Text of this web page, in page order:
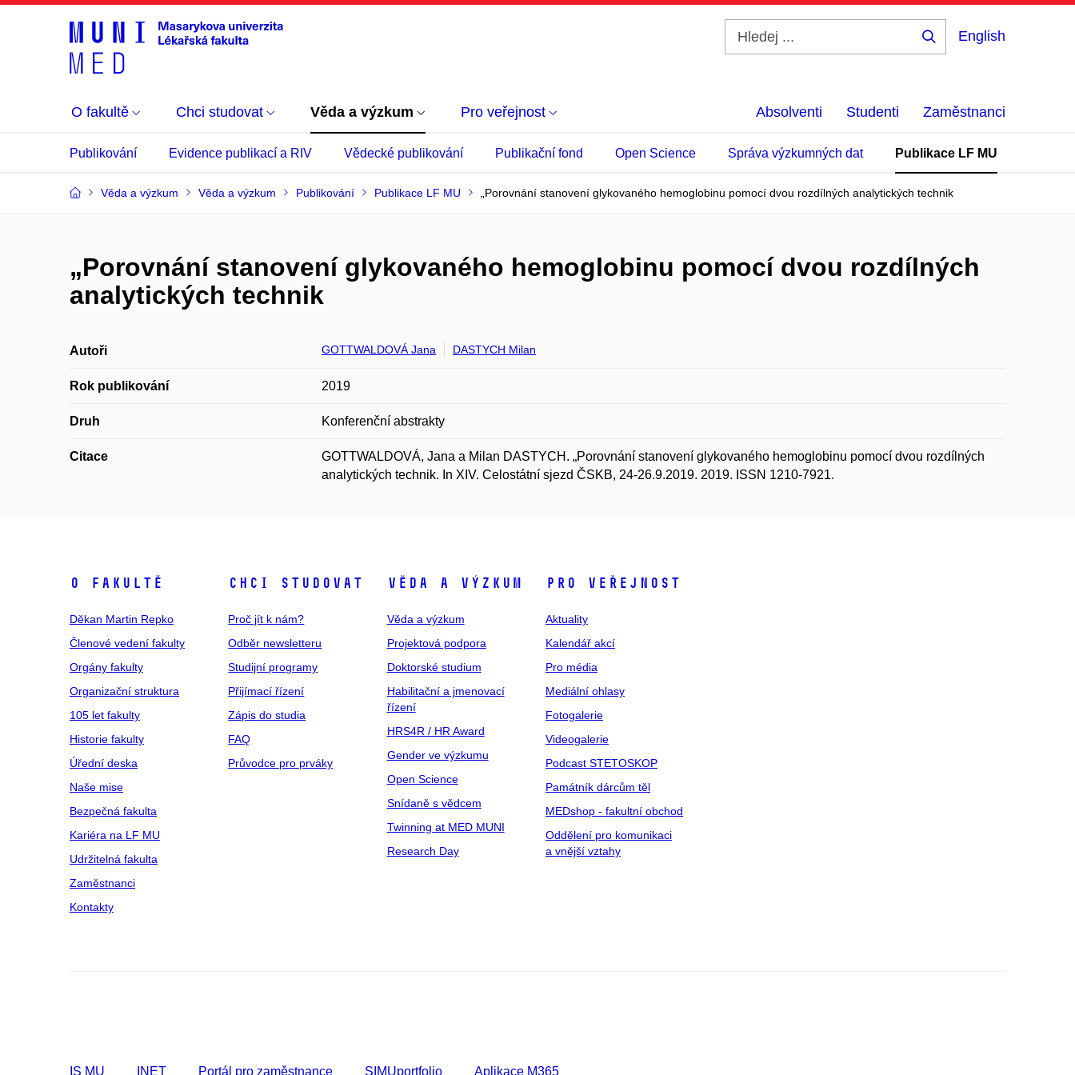
English
O fakultě Chci studovat Věda a výzkum Pro veřejnost Absolventi Studenti Zaměstnanci
Publikování Evidence publikací a RIV Vědecké publikování Publikační fond Open Science Správa výzkumných dat Publikace LF MU
Věda a výzkum Věda a výzkum Publikování Publikace LF MU „Porovnání stanovení glykovaného hemoglobinu pomocí dvou rozdílných analytických technik
„Porovnání stanovení glykovaného hemoglobinu pomocí dvou rozdílných
analytických technik
Autoři GOTTWALDOVÁ Jana DASTYCH Milan
Rok publikování 2019
Druh Konferenční abstrakty
Citace
GOTTWALDOVÁ, Jana a Milan DASTYCH. „Porovnání stanovení glykovaného hemoglobinu pomocí dvou rozdílných
analytických technik. In XIV. Celostátní sjezd ČSKB, 24-26.9.2019. 2019. ISSN 1210-7921.
O fakultě
Děkan Martin Repko
Členové vedení fakulty
Orgány fakulty
Organizační struktura
105 let fakulty
Historie fakulty
Úřední deska
Naše mise
Bezpečná fakulta
Kariéra na LF MU
Udržitelná fakulta
Zaměstnanci
Kontakty
Chci studovat
Proč jít k nám?
Odběr newsletteru
Studijní programy
Přijímací řízení
Zápis do studia
FAQ
Průvodce pro prváky
Věda a výzkum
Věda a výzkum
Projektová podpora
Doktorské studium
Habilitační a jmenovací
řízení
HRS4R / HR Award
Gender ve výzkumu
Open Science
Snídaně s vědcem
Twinning at MED MUNI
Research Day
Pro veřejnost
Aktuality
Kalendář akcí
Pro média
Mediální ohlasy
Fotogalerie
Videogalerie
Podcast STETOSKOP
Památník dárcům těl
MEDshop - fakultní obchod
Oddělení pro komunikaci
a vnější vztahy
IS MU INET Portál pro zaměstnance SIMUportfolio Aplikace M365